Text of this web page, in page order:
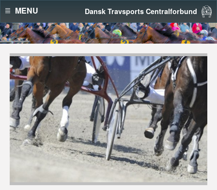
Dansk Travsports Centralforbund
MENU